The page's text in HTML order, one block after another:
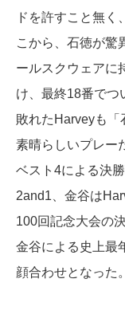
ドを許すこと無く
こから、石徳が驚
ールスクウェアに
け、最終18番でつ
敗れたHarveyも「
素晴らしいプレー
ベスト4による決
2and1、金谷は
100回記念大会の
金谷による史上最
顔合わせとなった。